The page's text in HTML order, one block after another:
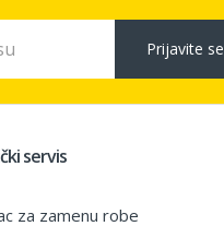
Prijavite se
servis
za zamenu robe